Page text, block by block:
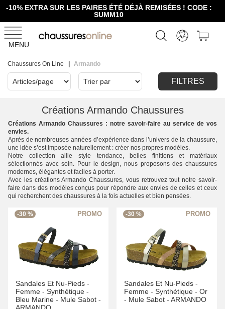
-10% EXTRA SUR LES PAIRES ÉTÉ DÉJÀ REMISÉES ! CODE :
SUMM10
MENU
Chaussures On Line Armando
FILTRES
Créations Armando Chaussures
Créations Armando Chaussures : notre savoir-faire au service de vos
envies.
Après de nombreuses années d’expérience dans l’univers de la chaussure,
une idée s’est imposée naturellement : créer nos propres modèles.
Notre collection allie style tendance, belles finitions et matériaux
sélectionnés avec soin. Pour le design, nous proposons des chaussures
modernes, élégantes et faciles à porter.
Avec les créations Armando Chaussures, vous retrouvez tout notre savoir-
faire dans des modèles conçus pour répondre aux envies de celles et ceux
qui recherchent des chaussures à la fois actuelles et bien pensées.
-30 %
Sandales Et Nu-Pieds -
Femme - Synthétique -
Bleu Marine - Mule Sabot -
ARMANDO
-30 %
Sandales Et Nu-Pieds -
Femme - Synthétique - Or
- Mule Sabot - ARMANDO